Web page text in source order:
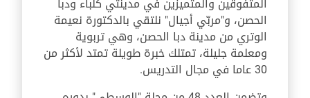
الحصن، و"مربّي أجيال" نلتقي بالدكتورة نعيمة
الوتري من مدينة دبا الحصن، وهي تربوية
ومعلمة جليلة، تمتلك خبرة طويلة تمتد لأكثر من
30 عاما في مجال التدريس.